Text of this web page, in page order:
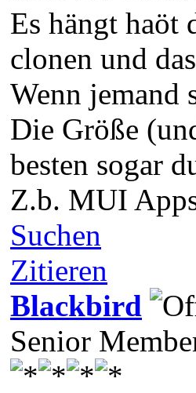
Es hängt haöt
clonen und
Wenn jemand
Die Größe
besten sogar
Z.b. MUI
Suchen
Zitieren
Blackbird
Senior